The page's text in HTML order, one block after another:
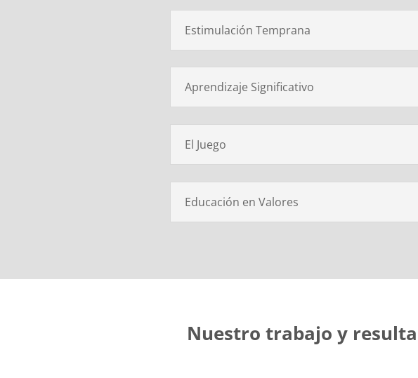
Estimulación Temprana
Aprendizaje Significativo
El Juego
Educación en Valores
Nuestro trabajo y